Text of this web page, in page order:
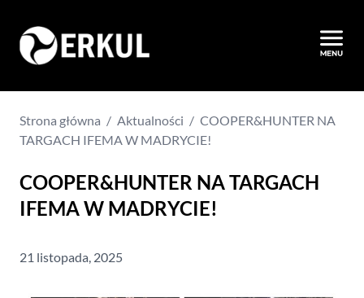
Strona główna / Aktualności / COOPER&HUNTER NA
TARGACH IFEMA W MADRYCIE!
COOPER&HUNTER NA TARGACH
IFEMA W MADRYCIE!
21 listopada, 2025